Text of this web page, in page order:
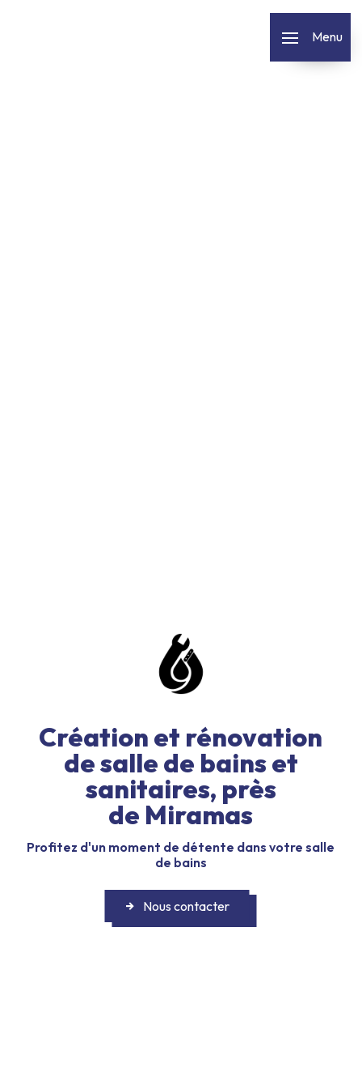
Menu
Création et rénovation
de salle de bains et
sanitaires, près
de Miramas
Profitez d'un moment de détente dans votre salle
de bains
Nous contacter